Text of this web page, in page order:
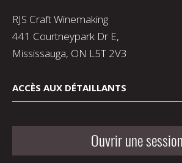
RJS Craft Winemaking
441 Courtneypark Dr E,
Mississauga, ON L5T 2V3
ACCÈS AUX DÉTAILLANTS
Ouvrir une session